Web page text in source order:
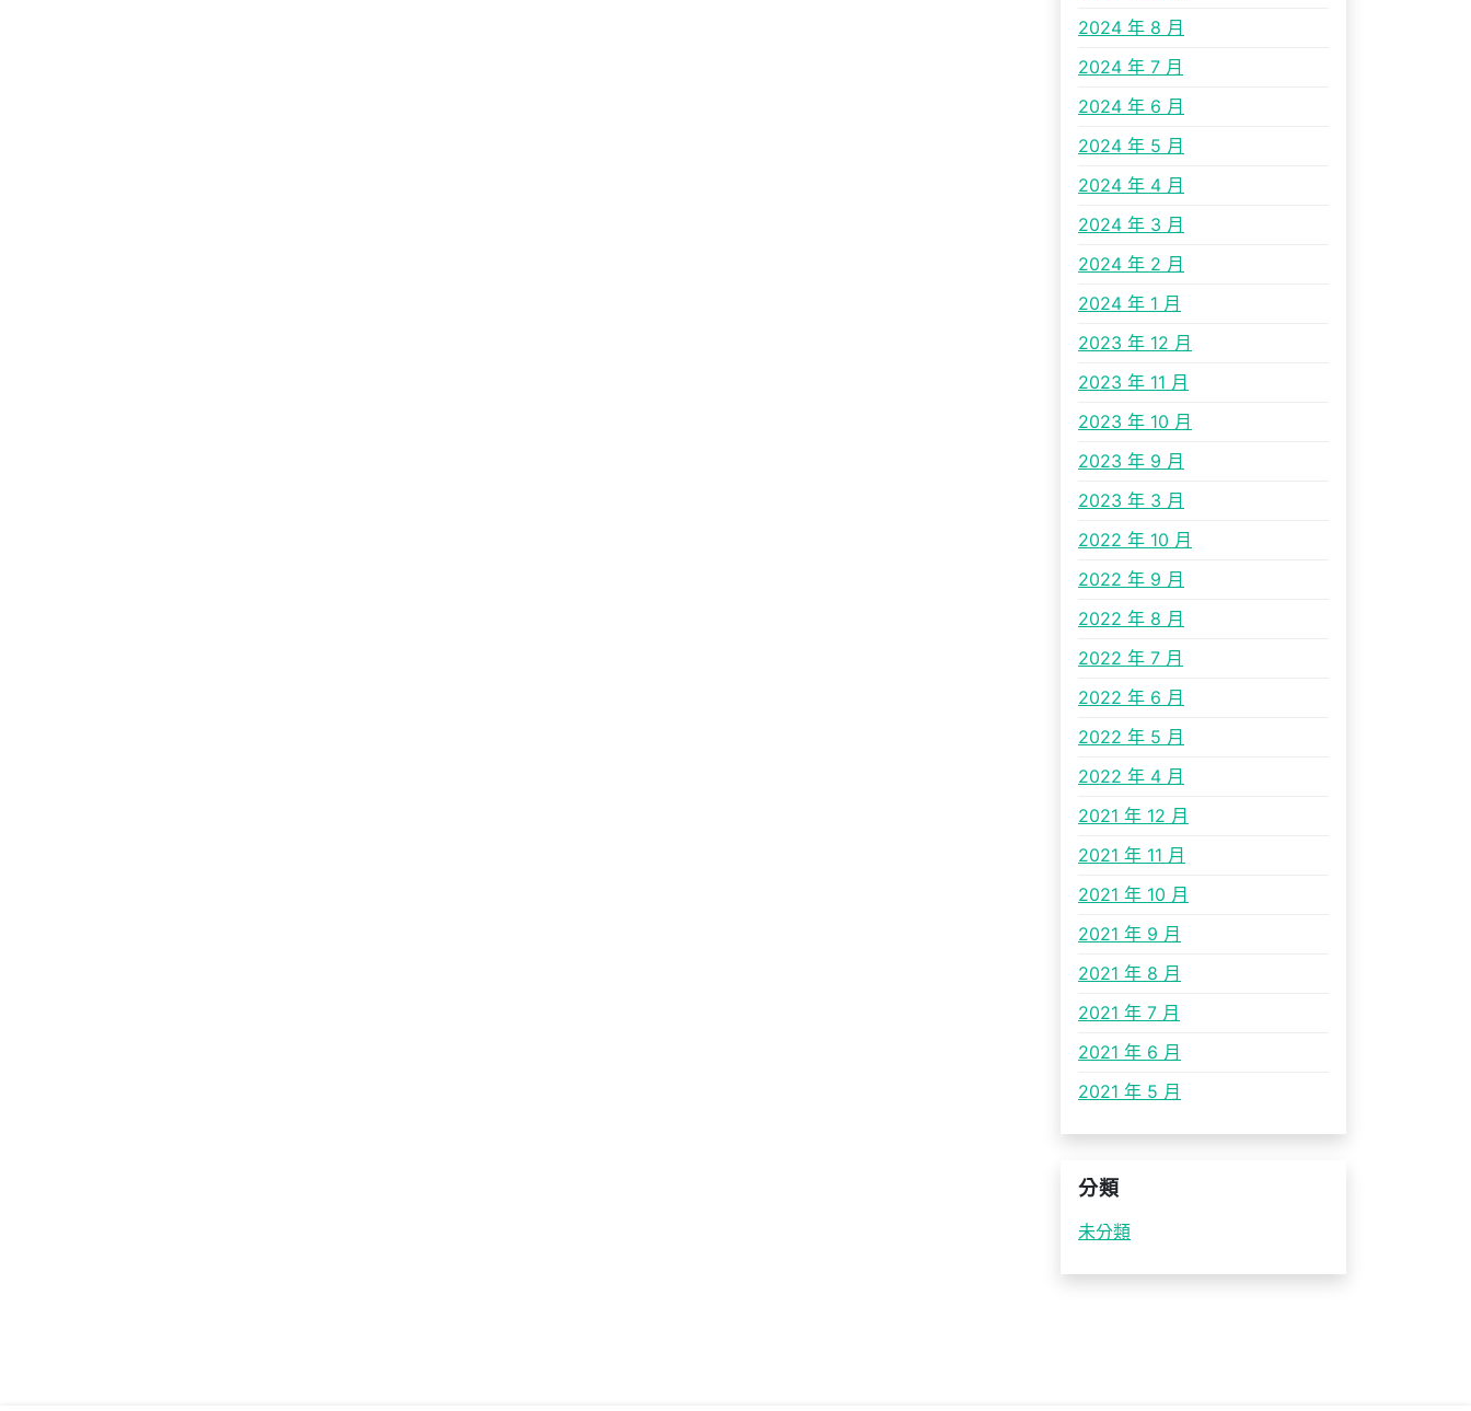
2024 年 8 月
2024 年 7 月
2024 年 6 月
2024 年 5 月
2024 年 4 月
2024 年 3 月
2024 年 2 月
2024 年 1 月
2023 年 12 月
2023 年 11 月
2023 年 10 月
2023 年 9 月
2023 年 3 月
2022 年 10 月
2022 年 9 月
2022 年 8 月
2022 年 7 月
2022 年 6 月
2022 年 5 月
2022 年 4 月
2021 年 12 月
2021 年 11 月
2021 年 10 月
2021 年 9 月
2021 年 8 月
2021 年 7 月
2021 年 6 月
2021 年 5 月
分類
未分類